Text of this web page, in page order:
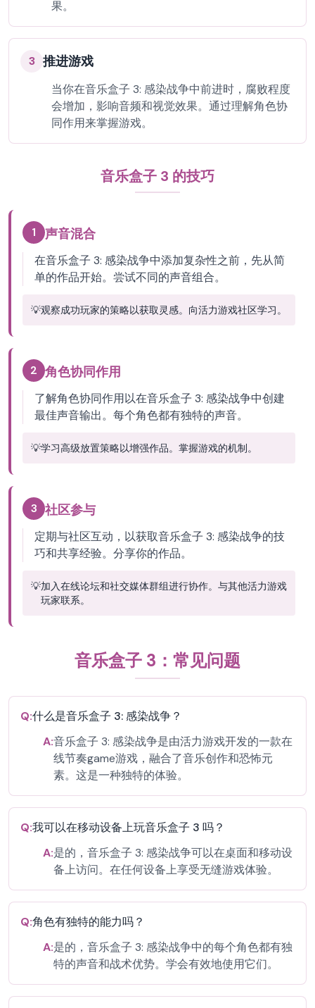
果。
3 推进游戏
当你在音乐盒子 3: 感染战争中前进时，腐败程度
会增加，影响音频和视觉效果。通过理解角色协
同作用来掌握游戏。
音乐盒子 3 的技巧
1 声音混合
在音乐盒子 3: 感染战争中添加复杂性之前，先从简
单的作品开始。尝试不同的声音组合。
💡观察成功玩家的策略以获取灵感。向活力游戏社区学习。
2 角色协同作用
了解角色协同作用以在音乐盒子 3: 感染战争中创建
最佳声音输出。每个角色都有独特的声音。
💡学习高级放置策略以增强作品。掌握游戏的机制。
3 社区参与
定期与社区互动，以获取音乐盒子 3: 感染战争的技
巧和共享经验。分享你的作品。
💡加入在线论坛和社交媒体群组进行协作。与其他活力游戏
玩家联系。
音乐盒子 3：常见问题
Q:什么是音乐盒子 3: 感染战争？
A:音乐盒子 3: 感染战争是由活力游戏开发的一款在
线节奏game游戏，融合了音乐创作和恐怖元
素。这是一种独特的体验。
Q:我可以在移动设备上玩音乐盒子 3 吗？
A:是的，音乐盒子 3: 感染战争可以在桌面和移动设
备上访问。在任何设备上享受无缝游戏体验。
Q:角色有独特的能力吗？
A:是的，音乐盒子 3: 感染战争中的每个角色都有独
特的声音和战术优势。学会有效地使用它们。